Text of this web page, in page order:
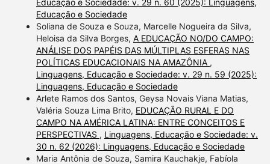
Educação e Sociedade
Soliana de Souza e Souza, Marcelle Nogueira da Silva,
Heloisa da Silva Borges, A EDUCAÇÃO NO/DO CAMPO:
ANÁLISE DOS PAPÉIS DAS MÚLTIPLAS ESFERAS NAS
POLÍTICAS EDUCACIONAIS NA AMAZÔNIA ,
Linguagens, Educação e Sociedade: v. 29 n. 59 (2025):
Linguagens, Educação e Sociedade
Arlete Ramos dos Santos, Geysa Novais Viana Matias,
Valéria Souza Lima Brito, EDUCAÇÃO RURAL E DO
CAMPO NA AMÉRICA LATINA: ENTRE CONCEITOS E
PERSPECTIVAS , Linguagens, Educação e Sociedade: v.
30 n. 62 (2026): Linguagens, Educação e Sociedade
Maria Antônia de Souza, Samira Kauchakje, Fabíola